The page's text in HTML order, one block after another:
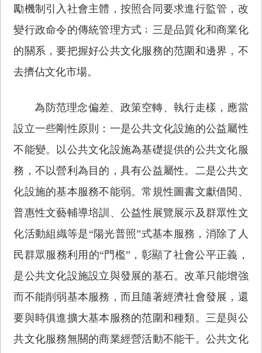
勵機制引入社會主體，按照合同要求進行監管，改
變行政命令的傳統管理方式﹔三是品質化和商業化
的關系，要把握好公共文化服務的范圍和邊界，不
去擠佔文化市場。
為防范理念偏差、政策空轉、執行走樣，應當
設立一些剛性原則：一是公共文化設施的公益屬性
不能變。以公共文化設施為基礎提供的公共文化服
務，不以營利為目的，具有公益屬性。二是公共文
化設施的基本服務不能弱。常規性圖書文獻借閱、
普惠性文藝輔導培訓、公益性展覽展示及群眾性文
化活動組織等是“陽光普照”式基本服務，消除了人
民群眾服務利用的“門檻”，彰顯了社會公平正義，
是公共文化設施設立與發展的基石。改革只能增強
而不能削弱基本服務，而且隨著經濟社會發展，還
要與時俱進擴大基本服務的范圍和種類。三是與公
共文化服務無關的商業經營活動不能干。公共文化